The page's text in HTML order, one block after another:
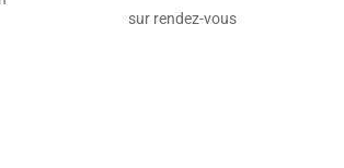
sur rendez-vous